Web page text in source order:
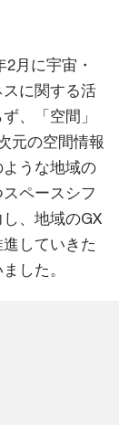
月に宇宙・
に関する活
、「空間」
元の空間情報
うな地域の
ペースシフ
、地域のGX
していきた
した。